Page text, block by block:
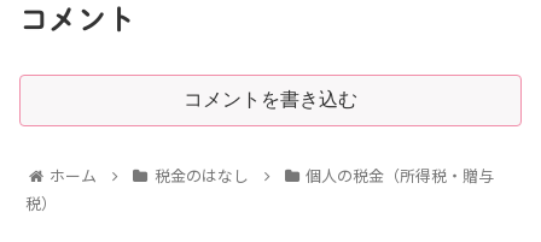
コメント
コメントを書き込む
ホーム 税金のはなし
個人の税金（所得税・贈与
税）